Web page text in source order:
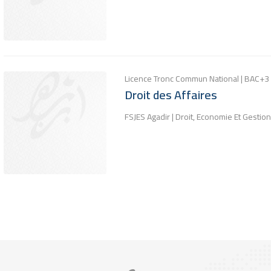
Licence Tronc Commun National | BAC+3
Droit des Affaires
FSJES Agadir | Droit, Economie Et Gestion